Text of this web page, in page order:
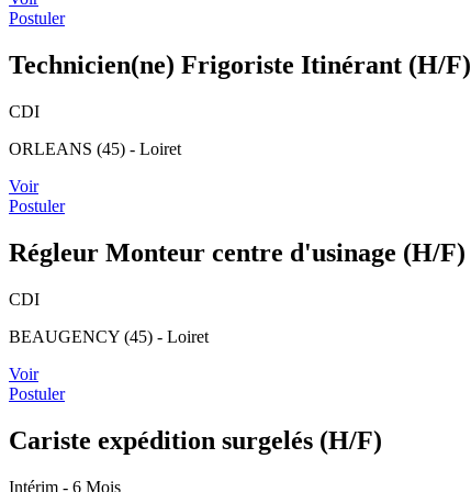
Postuler
Technicien(ne) Frigoriste Itinérant (H/F)
CDI
ORLEANS (45) - Loiret
Voir
Postuler
Régleur Monteur centre d'usinage (H/F)
CDI
BEAUGENCY (45) - Loiret
Voir
Postuler
Cariste expédition surgelés (H/F)
Intérim - 6 Mois